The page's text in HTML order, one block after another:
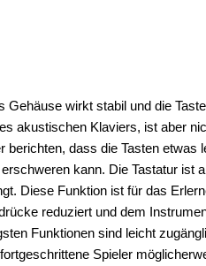
wirkt stabil und die
akustischen Klaviers, ist aber
dass die Tasten etwas
kann. Die Tastatur ist
Diese Funktion ist für das
reduziert und dem
Funktionen sind leicht
Spieler